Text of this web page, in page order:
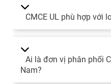
CMCE UL phù hợp với
Ai là đơn vị phân phối
Nam?